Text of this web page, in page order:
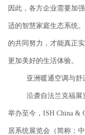
因此，各方企业需要加
适的智慧家庭生态系统
的共同努力，才能真正
更加美好的生活体验。
亚洲暖通空调与
沿袭自法兰克福展
举办至今，ISH China &
居系统展览会（简称：